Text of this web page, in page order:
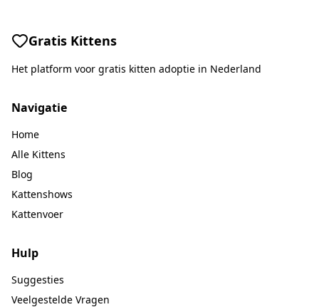
Gratis Kittens
Het platform voor gratis kitten adoptie in Nederland
Navigatie
Home
Alle Kittens
Blog
Kattenshows
Kattenvoer
Hulp
Suggesties
Veelgestelde Vragen